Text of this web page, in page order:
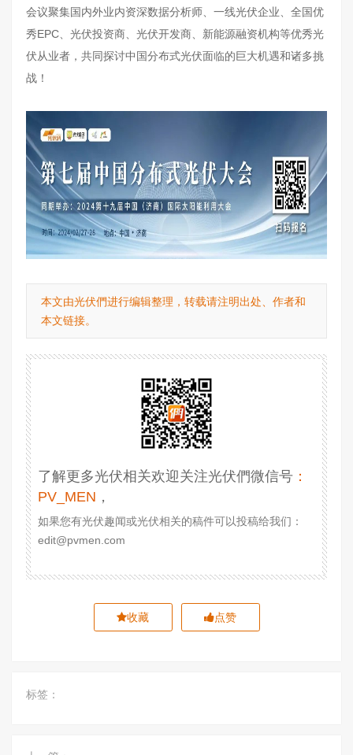
会议聚集国内外业内资深数据分析师、一线光伏企业、全国优
秀EPC、光伏投资商、光伏开发商、新能源融资机构等优秀光
伏从业者，共同探讨中国分布式光伏面临的巨大机遇和诸多挑
战！
本文由光伏們进行编辑整理，转载请注明出处、作者和
本文链接。
了解更多光伏相关欢迎关注光伏們微信号 ：
PV_MEN ，
如果您有光伏趣闻或光伏相关的稿件可以投稿给我们：
edit@pvmen.com
收藏 点赞
标签：